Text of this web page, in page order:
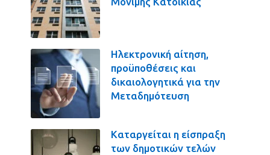
Ηλεκτρονική αίτηση,
προϋποθέσεις και
δικαιολογητικά για την
Μεταδημότευση
Καταργείται η είσπραξη
των δημοτικών τελών